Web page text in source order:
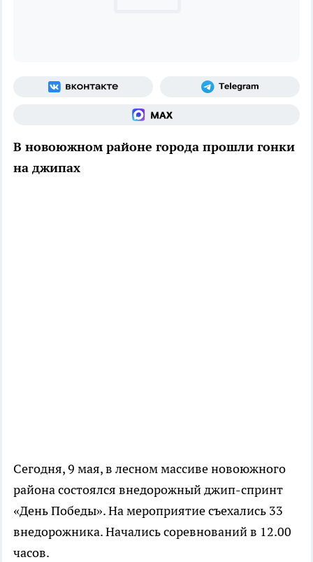
В новоюжном районе города прошли гонки
на джипах
Сегодня, 9 мая, в лесном массиве новоюжного
района состоялся внедорожный джип-спринт
«День Победы». На мероприятие съехались 33
внедорожника. Начались соревнований в 12.00
часов.